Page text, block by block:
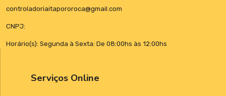
controladoriaitapororoca@gmail.com
CNPJ:
Horário(s): Segunda à Sexta: De 08:00hs às 12:00hs
Serviços Online